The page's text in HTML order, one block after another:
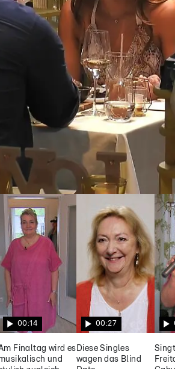
müssen mit anderen Date-
nehmen
00:14
Finaltag wird es
und
00:27
Diese Singles
wagen das Blind